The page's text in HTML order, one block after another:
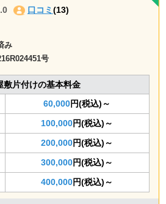
口コミ (13)
み
号
敷片付けの基本料金
60,000円(税込)～
100,000円(税込)～
200,000円(税込)～
300,000円(税込)～
400,000円(税込)～